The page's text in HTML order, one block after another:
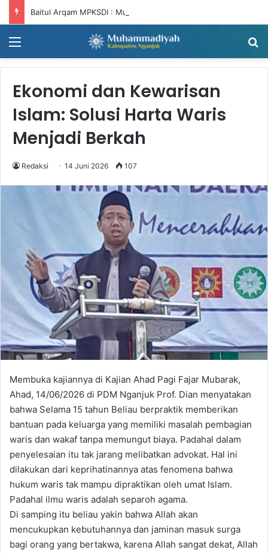
Menu
Ekonomi dan Kewarisan
Islam: Solusi Harta Waris
Menjadi Berkah
Redaksi 14 Juni 2026 107
Membuka kajiannya di Kajian Ahad Pagi Fajar Mubarak,
Ahad, 14/06/2026 di PDM Nganjuk Prof. Dian menyatakan
bahwa Selama 15 tahun Beliau berpraktik memberikan
bantuan pada keluarga yang memiliki masalah pembagian
waris dan wakaf tanpa memungut biaya. Padahal dalam
penyelesaian itu tak jarang melibatkan advokat. Hal ini
dilakukan dari keprihatinannya atas fenomena bahwa
hukum waris tak mampu dipraktikan oleh umat Islam.
Padahal ilmu waris adalah separoh agama.
Di samping itu beliau yakin bahwa Allah akan
mencukupkan kebutuhannya dan jaminan masuk surga
bagi orang yang bertakwa, karena Allah sangat dekat, Allah